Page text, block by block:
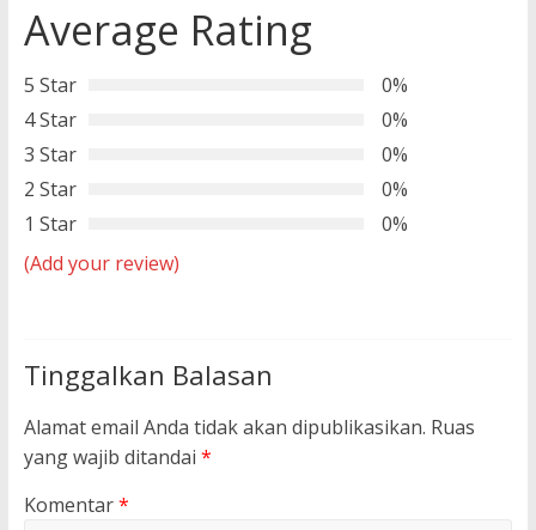
Average Rating
5 Star
0%
4 Star
0%
3 Star
0%
2 Star
0%
1 Star
0%
(Add your review)
Tinggalkan Balasan
Alamat email Anda tidak akan dipublikasikan. Ruas
yang wajib ditandai *
Komentar*